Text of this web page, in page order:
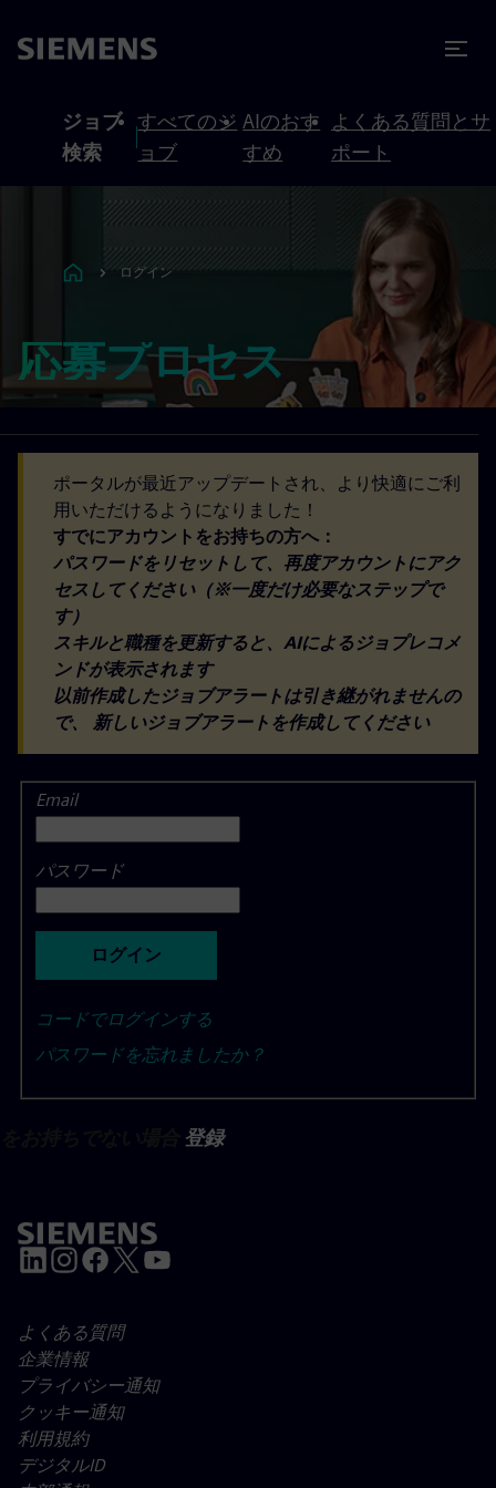
ジョブ
検索
すべてのジ
ョブ
AIのおす
すめ
よくある質問とサ
ポート
ログイン
応募プロセス
ポータルが最近アップデートされ、より快適にご利
用いただけるようになりました！
すでにアカウントをお持ちの方へ：
パスワードをリセットして、再度アカウントにアク
セスしてください（※一度だけ必要なステップで
す）
スキルと職種を更新すると、AIによるジョプレコメ
ンドが表示されます
以前作成したジョブアラートは引き継がれませんの
で、 新しいジョブアラートを作成してください
ログイン
Email
パスワード
ログイン
コードでログインする
パスワードを忘れましたか？
登録
よくある質問
企業情報
プライバシー通知
クッキー通知
利用規約
デジタルID